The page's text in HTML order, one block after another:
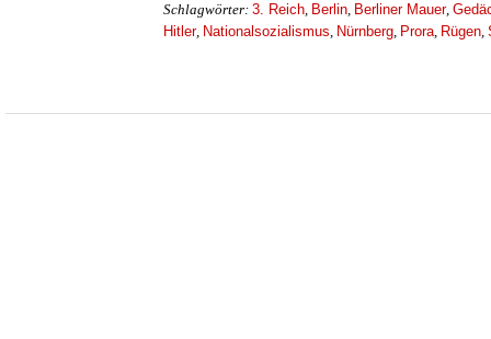
Schlagwörter: 3. Reich, Berlin, Berliner Mauer,
Hitler, Nationalsozialismus, Nürnberg, Prora, Rügen,